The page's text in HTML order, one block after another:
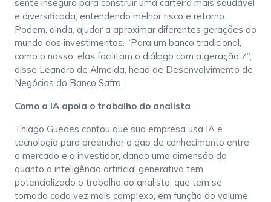
sente inseguro para construir uma carteira mais saudável
e diversificada, entendendo melhor risco e retorno.
Podem, ainda, ajudar a aproximar diferentes gerações do
mundo dos investimentos. “Para um banco tradicional,
como o nosso, elas facilitam o diálogo com a geração Z”,
disse Leandro de Almeida, head de Desenvolvimento de
Negócios do Banco Safra.
Como a IA apoia o trabalho do analista
Thiago Guedes contou que sua empresa usa IA e
tecnologia para preencher o gap de conhecimento entre
o mercado e o investidor, dando uma dimensão do
quanto a inteligência artificial generativa tem
potencializado o trabalho do analista, que tem se
tornado cada vez mais complexo, em função do volume